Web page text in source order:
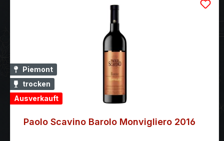
Piemont
trocken
Ausverkauft
Paolo Scavino Barolo Monvigliero 2016